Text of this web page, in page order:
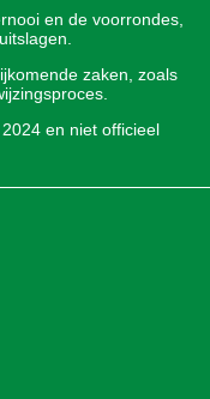
en de voorrondes,
zaken, zoals
en niet officieel